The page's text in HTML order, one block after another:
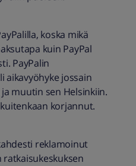
koska mikä
kuin PayPal
PayPalin
aikavyöhyke jossain
muutin sen Helsinkiin.
korjannut.
reklamoinut